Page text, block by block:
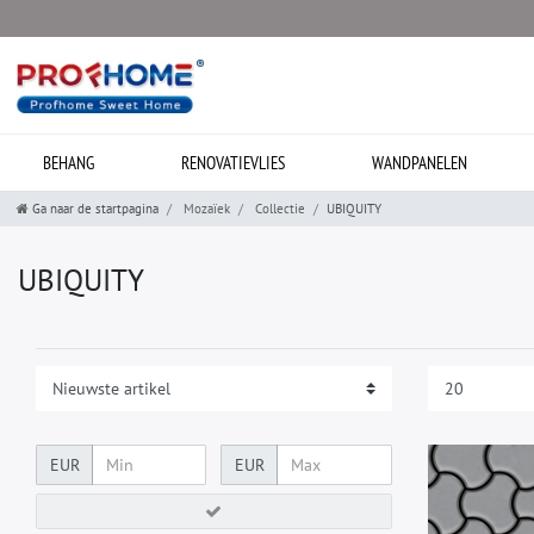
BEHANG RENOVATIEVLIES WANDPANELEN
Ga naar de startpagina Mozaïek Collectie UBIQUITY
UBIQUITY
EUR EUR